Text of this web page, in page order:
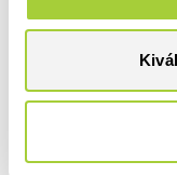
Ezzel a
Egyedi